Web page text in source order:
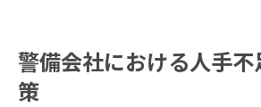
警備会社における人手
策